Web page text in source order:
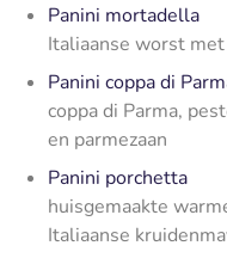
Panini mortadella
Italiaanse worst
Panini coppa di
coppa di Parma,
en parmezaan
Panini porchetta
huisgemaakte
Italiaanse